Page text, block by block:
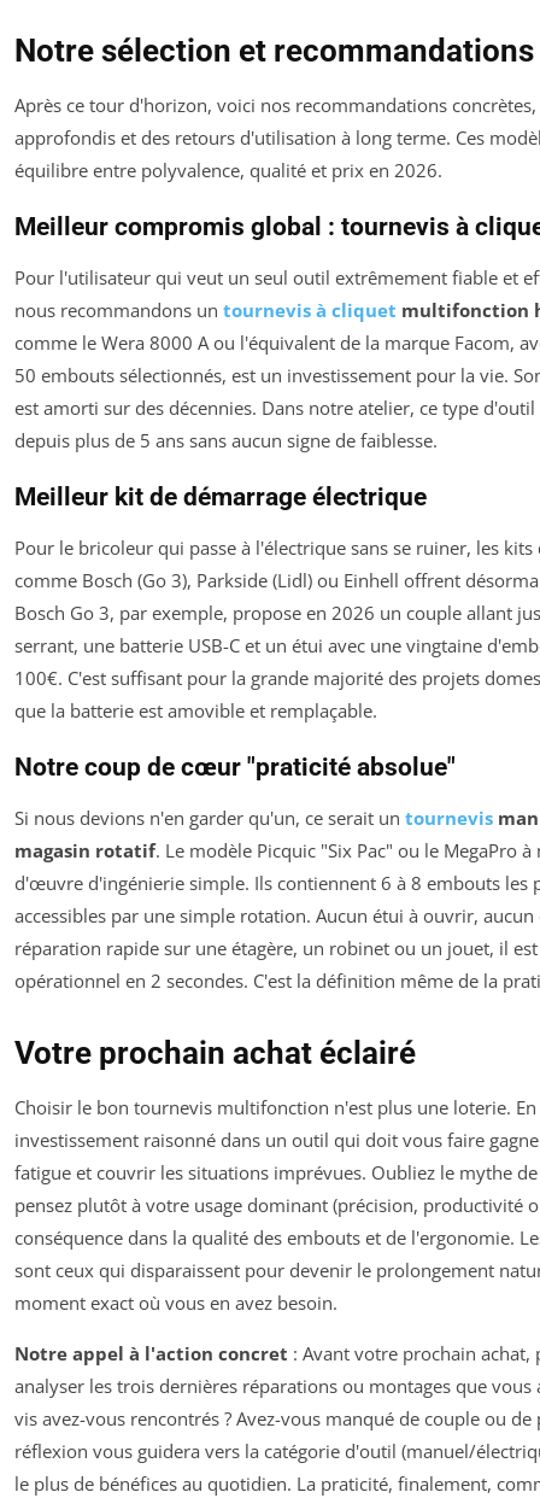
Notre sélection et
Après ce tour d'horizon, voici nos recommandations concrètes,
approfondis et des retours d'utilisation à long terme. Ces
équilibre entre polyvalence, qualité et prix en 2026.
Meilleur compromis global : tournevis à
Pour l'utilisateur qui veut un seul outil extrêmement fiable et
nous recommandons un tournevis à cliquet multifonction
comme le Wera 8000 A ou l'équivalent de la marque Facom,
50 embouts sélectionnés, est un investissement pour la vie.
est amorti sur des décennies. Dans notre atelier, ce type
depuis plus de 5 ans sans aucun signe de faiblesse.
Meilleur kit de démarrage électrique
Pour le bricoleur qui passe à l'électrique sans se ruiner, les
comme Bosch (Go 3), Parkside (Lidl) ou Einhell offrent
Bosch Go 3, par exemple, propose en 2026 un couple allant
serrant, une batterie USB-C et un étui avec une vingtaine
100€. C'est suffisant pour la grande majorité des projets
que la batterie est amovible et remplaçable.
Notre coup de cœur "praticité absolue"
Si nous devions n'en garder qu'un, ce serait un tournevis
magasin rotatif. Le modèle Picquic "Six Pac" ou le MegaPro
d'œuvre d'ingénierie simple. Ils contiennent 6 à 8 embouts les
accessibles par une simple rotation. Aucun étui à ouvrir,
réparation rapide sur une étagère, un robinet ou un jouet, il
opérationnel en 2 secondes. C'est la définition même de la
Votre prochain achat éclairé
Choisir le bon tournevis multifonction n'est plus une loterie.
investissement raisonné dans un outil qui doit vous faire
fatigue et couvrir les situations imprévues. Oubliez le mythe
pensez plutôt à votre usage dominant (précision, productivité
conséquence dans la qualité des embouts et de l'ergonomie.
sont ceux qui disparaissent pour devenir le prolongement
moment exact où vous en avez besoin.
Notre appel à l'action concret : Avant votre prochain
analyser les trois dernières réparations ou montages que vous
vis avez-vous rencontrés ? Avez-vous manqué de couple ou de
réflexion vous guidera vers la catégorie d'outil (manuel/
le plus de bénéfices au quotidien. La praticité, finalement,